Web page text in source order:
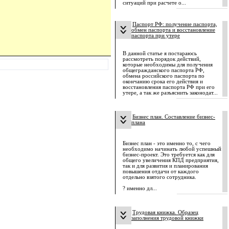
ситуаций при расчете о...
Паспорт РФ: получение паспорта,
обмен паспорта и восстановление
паспорта при утере
В данной статье я постараюсь
рассмотреть порядок действий,
которые необходимы для получения
общегражданского паспорта РФ,
обмена российского паспорта по
окончанию срока его действия и
восстановления паспорта РФ при его
утере, а так же разъяснить законодат...
Бизнес план. Составление бизнес-
плана
Бизнес план - это именно то, с чего
необходимо начинать любой успешный
бизнес-проект. Это требуется как для
общего увеличения КПД предприятия,
так и для развития и планирования
повышения отдачи от каждого
отдельно взятого сотрудника.
? именно дл...
Трудовая книжка. Образец
заполнения трудовой книжки